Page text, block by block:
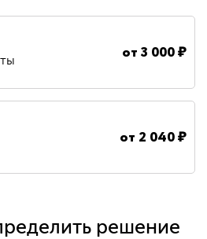
от3 000₽
от 2 040₽
решение